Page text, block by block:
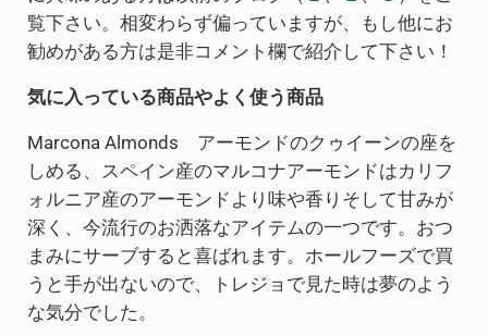
覧下さい。相変わらず偏っていますが、もし他にお
勧めがある方は是非コメント欄で紹介して下さい！
気に入っている商品やよく使う商品
Marcona Almonds アーモンドのクゥイーンの座を
しめる、スペイン産のマルコナアーモンドはカリフ
ォルニア産のアーモンドより味や香りそして甘みが
深く、今流行のお洒落なアイテムの一つです。おつ
まみにサーブすると喜ばれます。ホールフーズで買
うと手が出ないので、トレジョで見た時は夢のよう
な気分でした。